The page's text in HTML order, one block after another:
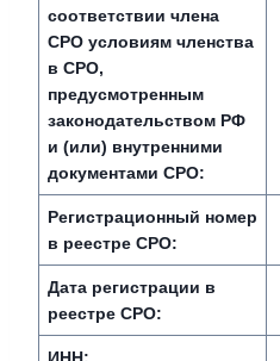
соответствии члена
СРО условиям членства
в СРО,
предусмотренным
законодательством РФ
и (или) внутренними
документами СРО:
Регистрационный номер
в реестре СРО:
Дата регистрации в
реестре СРО: